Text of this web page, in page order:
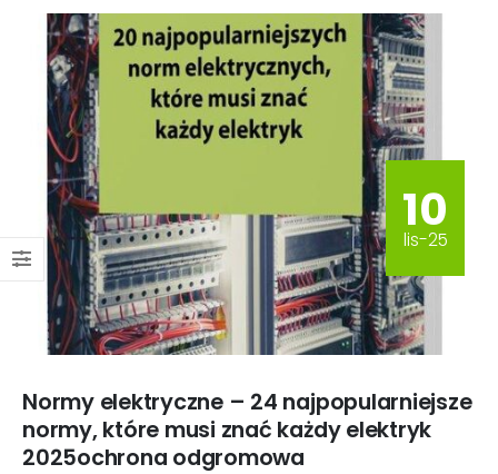
10
lis-25
Normy elektryczne – 24 najpopularniejsze
normy, które musi znać każdy elektryk
2025ochrona odgromowa